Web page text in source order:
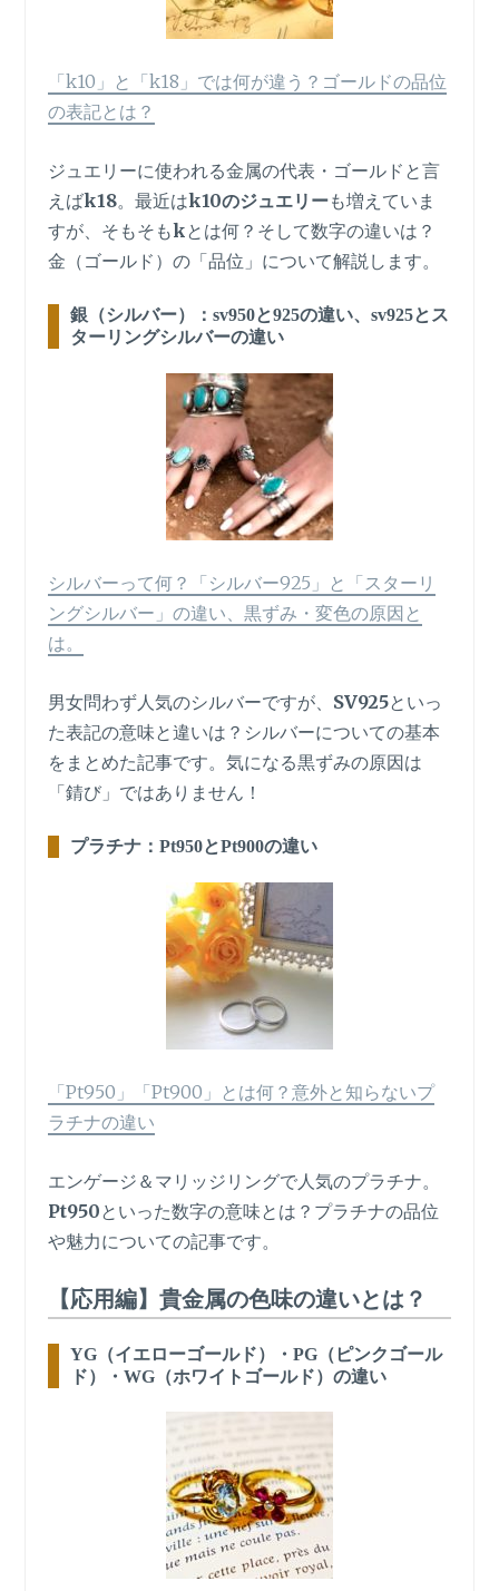
「k10」と「k18」では何が違う？ゴールドの品位
の表記とは？
ジュエリーに使われる金属の代表・ゴールドと言
えばk18。最近はk10のジュエリーも増えていま
すが、そもそもkとは何？そして数字の違いは？
金（ゴールド）の「品位」について解説します。
銀（シルバー）：sv950と925の違い、sv925とス
ターリングシルバーの違い
シルバーって何？「シルバー925」と「スターリ
ングシルバー」の違い、黒ずみ・変色の原因と
は。
男女問わず人気のシルバーですが、 SV925といっ
た表記の意味と違いは？シルバーについての基本
をまとめた記事です。気になる黒ずみの原因は
「錆び」ではありません！
プラチナ：Pt950とPt900の違い
「Pt950」「Pt900」とは何？意外と知らないプ
ラチナの違い
エンゲージ＆マリッジリングで人気のプラチナ。
Pt950といった数字の意味とは？プラチナの品位
や魅力についての記事です。
【応用編】貴金属の色味の違いとは？
YG（イエローゴールド）・PG（ピンクゴール
ド）・WG（ホワイトゴールド）の違い